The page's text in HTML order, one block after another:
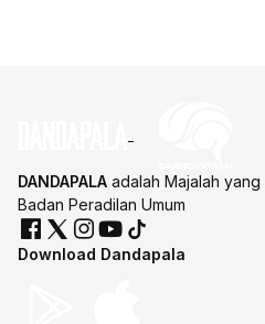
DANDAPALA adalah Majalah
Badan Peradilan Umum
Download Dandapala